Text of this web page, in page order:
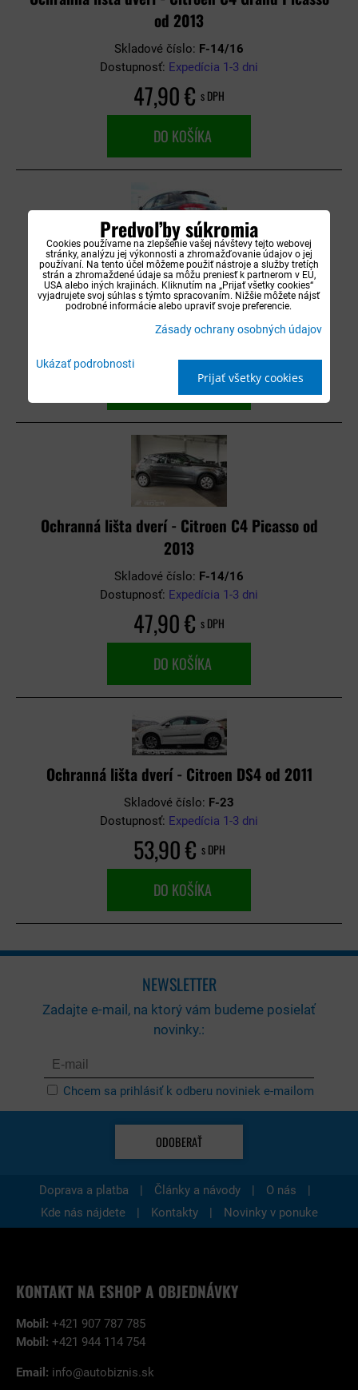
od 2013
Skladové číslo: F-14/16
Dostupnosť: Expedícia 1-3 dni
47,90 € s DPH
DO KOŠÍKA
Ochranná lišta dverí - Citroen C4 od 2010
Skladové číslo:F-31
DO KOŠÍKA
Ochranná lišta dverí - Citroen C4 Picasso od
2013
Skladové číslo: F-14/16
Dostupnosť: Expedícia 1-3 dni
47,90 € s DPH
DO KOŠÍKA
Ochranná lišta dverí - Citroen DS4 od 2011
Skladové číslo: F-23
Dostupnosť: Expedícia 1-3 dni
53,90 € s DPH
DO KOŠÍKA
NEWSLETTER
Zadajte e-mail, na ktorý vám budeme posielať
novinky.:
Chcem sa prihlásiť k odberu noviniek e-mailom
ODOBERAŤ
Doprava a platba | Články a návody | O nás
|
Kde nás nájdete
| Kontakty | Novinky v ponuke
KONTAKT NA ESHOP A OBJEDNÁVKY
Mobil: +421 907 787 785
Mobil: +421 944 114 754
Email: info@autobiznis.sk
Predvoľby súkromia
Cookies používame na zlepšenie vašej návštevy tejto webovej
stránky, analýzu jej výkonnosti a zhromažďovanie údajov o jej
používaní. Na tento účel môžeme použiť nástroje a služby tretích
strán a zhromaždené údaje sa môžu preniesť k partnerom v EÚ,
USA alebo iných krajinách. Kliknutím na „Prijať všetky cookies“
vyjadrujete svoj súhlas s týmto spracovaním. Nižšie môžete nájsť
podrobné informácie alebo upraviť svoje preferencie.
Zásady ochrany osobných údajov
Ukázať podrobnosti
Prijať všetky cookies